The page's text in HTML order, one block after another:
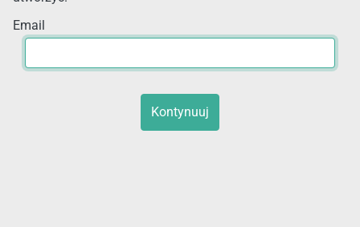
Email
Kontynuuj